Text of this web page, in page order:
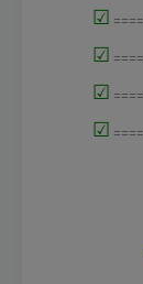
☑
☑
☑
☑